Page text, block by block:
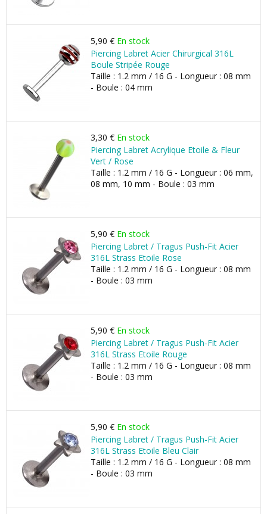
5,90 € En stock
Piercing Labret Acier Chirurgical 316L
Boule Stripée Rouge
Taille : 1.2 mm / 16 G - Longueur : 08 mm
- Boule : 04 mm
3,30 € En stock
Piercing Labret Acrylique Etoile & Fleur
Vert / Rose
Taille : 1.2 mm / 16 G - Longueur : 06 mm,
08 mm, 10 mm - Boule : 03 mm
5,90 € En stock
Piercing Labret / Tragus Push-Fit Acier
316L Strass Etoile Rose
Taille : 1.2 mm / 16 G - Longueur : 08 mm
- Boule : 03 mm
5,90 € En stock
Piercing Labret / Tragus Push-Fit Acier
316L Strass Etoile Rouge
Taille : 1.2 mm / 16 G - Longueur : 08 mm
- Boule : 03 mm
5,90 € En stock
Piercing Labret / Tragus Push-Fit Acier
316L Strass Etoile Bleu Clair
Taille : 1.2 mm / 16 G - Longueur : 08 mm
- Boule : 03 mm